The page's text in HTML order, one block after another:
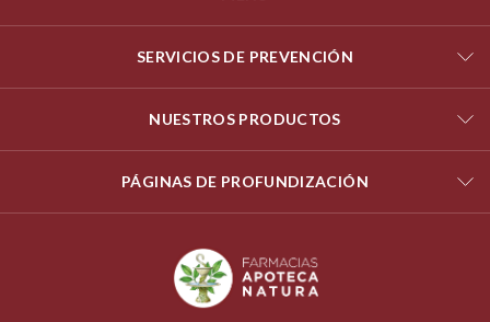
SERVICIOS DE PREVENCIÓN
NUESTROS PRODUCTOS
PÁGINAS DE PROFUNDIZACIÓN